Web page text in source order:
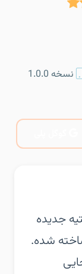
نسخه 1.0.0
جدیده
شده.